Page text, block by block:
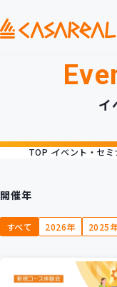
プロダクト開発支援
イ
TOP イベント・セミ
開催年
すべて 2026年 2025